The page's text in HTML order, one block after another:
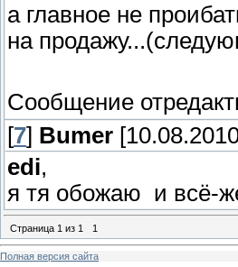
а главное не
на
Сообщение
[7] Bumer
edi,
я тя обожаю и всё-
Страница 1 из 1 1
Полная версия сайта